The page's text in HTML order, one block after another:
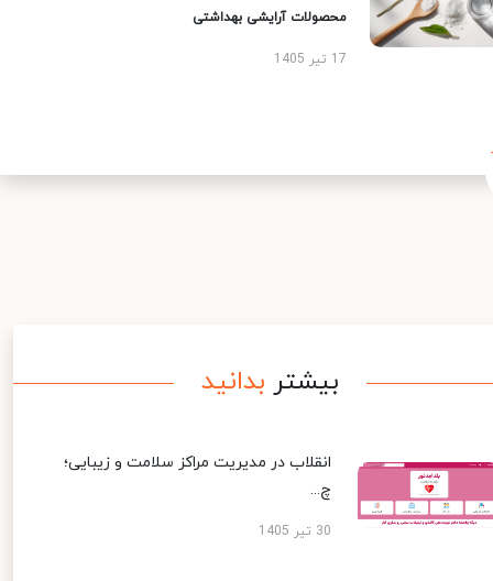
محصولات آرایشی بهداشتی
17 تیر 1405
بیشتر بدانید
انقلاب در مدیریت مراکز سلامت و زیبایی؛
چ...
30 تیر 1405